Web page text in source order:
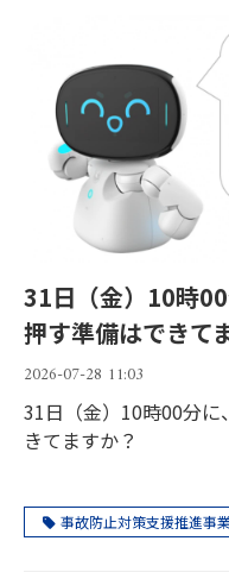
31日（金）10時
押す準備はできて
2026-07-28 11:03
31日（金）10時00分
きてますか？
事故防止対策支援推進事